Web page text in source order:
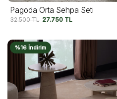
Pagoda Orta Sehpa Seti
32.500TL 27.750 TL
%16 İndirim